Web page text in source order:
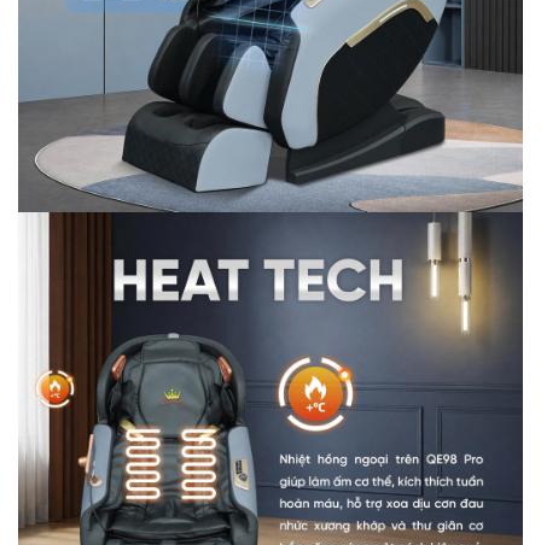
khí tác động chuyên biệt vào từng vùng phục vụ tối đa
nhu cầu giảm đau nhức, thư giãn.
Không dừng lại ở đó, bạn cũng có thể tự thiết lập cho
mình một bài tập riêng biệt, phù hợp với nhu cầu bằng
cách điều chỉnh cường độ massage, tốc độ massage,
lực ép túi khí, lựa chọn vùng massage. Nhờ vậy cả gia
đình bạn đều có thể sử dụng ghế và tìm được bài tập
ưng ý. Chính vì vậy Queen Crown QE98 Pro chính là sự
đầu tư thông minh, tiết kiệm cho cả gia đình.
1.7 Tích hợp đầy đủ những tính năng hiện
đại bậc nhất hiện nay
Ghế massage Queen Crown QE98 Pro là một chiếc ghế
thông minh được ứng dụng các công nghệ hiện đại bậc
nhất hiện nay như:
-Massage không trọng lực Zero Gravity: Tính năng này
sẽ giúp người dùng trải nghiệm cảm giác thư giãn bay
bổng như ở trong không gian vũ trụ, xua tan mọi căng